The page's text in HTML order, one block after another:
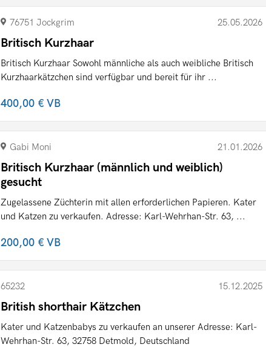
76751 Jockgrim 25.05.2026
Britisch Kurzhaar
Britisch Kurzhaar Sowohl männliche als auch weibliche Britisch
Kurzhaarkätzchen sind verfügbar und bereit für ihr ...
400,00 €VB
Gabi Moni 21.01.2026
Britisch Kurzhaar (männlich und weiblich)
gesucht
Zugelassene Züchterin mit allen erforderlichen Papieren. Kater
und Katzen zu verkaufen. Adresse: Karl-Wehrhan-Str. 63, ...
200,00 €VB
65232 15.12.2025
British shorthair Kätzchen
Kater und Katzenbabys zu verkaufen an unserer Adresse: Karl-
Wehrhan-Str. 63, 32758 Detmold, Deutschland